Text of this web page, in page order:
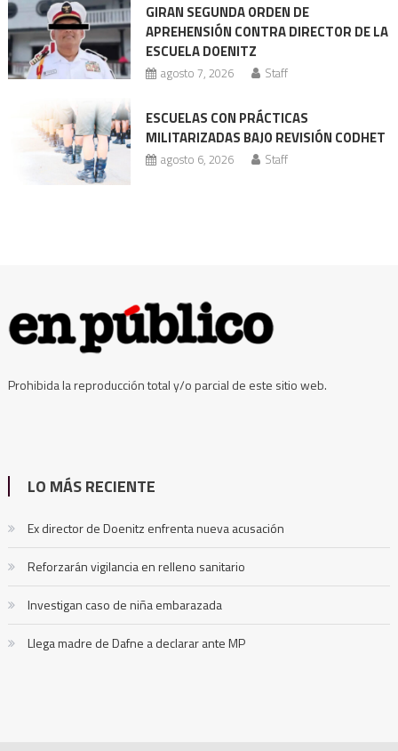
GIRAN SEGUNDA ORDEN DE
APREHENSIÓN CONTRA DIRECTOR DE LA
ESCUELA DOENITZ
agosto 7, 2026 Staff
ESCUELAS CON PRÁCTICAS
MILITARIZADAS BAJO REVISIÓN CODHET
agosto 6, 2026 Staff
Prohibida la reproducción total y/o parcial de este sitio web.
LO MÁS RECIENTE
Ex director de Doenitz enfrenta nueva acusación
Reforzarán vigilancia en relleno sanitario
Investigan caso de niña embarazada
Llega madre de Dafne a declarar ante MP